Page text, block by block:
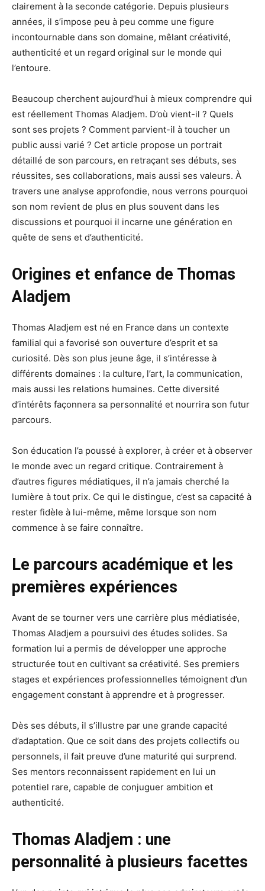
clairement à la seconde catégorie. Depuis plusieurs
années, il s’impose peu à peu comme une figure
incontournable dans son domaine, mêlant créativité,
authenticité et un regard original sur le monde qui
l’entoure.
Beaucoup cherchent aujourd’hui à mieux comprendre qui
est réellement Thomas Aladjem. D’où vient-il ? Quels
sont ses projets ? Comment parvient-il à toucher un
public aussi varié ? Cet article propose un portrait
détaillé de son parcours, en retraçant ses débuts, ses
réussites, ses collaborations, mais aussi ses valeurs. À
travers une analyse approfondie, nous verrons pourquoi
son nom revient de plus en plus souvent dans les
discussions et pourquoi il incarne une génération en
quête de sens et d’authenticité.
Origines et enfance de Thomas
Aladjem
Thomas Aladjem est né en France dans un contexte
familial qui a favorisé son ouverture d’esprit et sa
curiosité. Dès son plus jeune âge, il s’intéresse à
différents domaines : la culture, l’art, la communication,
mais aussi les relations humaines. Cette diversité
d’intérêts façonnera sa personnalité et nourrira son futur
parcours.
Son éducation l’a poussé à explorer, à créer et à observer
le monde avec un regard critique. Contrairement à
d’autres figures médiatiques, il n’a jamais cherché la
lumière à tout prix. Ce qui le distingue, c’est sa capacité à
rester fidèle à lui-même, même lorsque son nom
commence à se faire connaître.
Le parcours académique et les
premières expériences
Avant de se tourner vers une carrière plus médiatisée,
Thomas Aladjem a poursuivi des études solides. Sa
formation lui a permis de développer une approche
structurée tout en cultivant sa créativité. Ses premiers
stages et expériences professionnelles témoignent d’un
engagement constant à apprendre et à progresser.
Dès ses débuts, il s’illustre par une grande capacité
d’adaptation. Que ce soit dans des projets collectifs ou
personnels, il fait preuve d’une maturité qui surprend.
Ses mentors reconnaissent rapidement en lui un
potentiel rare, capable de conjuguer ambition et
authenticité.
Thomas Aladjem : une
personnalité à plusieurs facettes